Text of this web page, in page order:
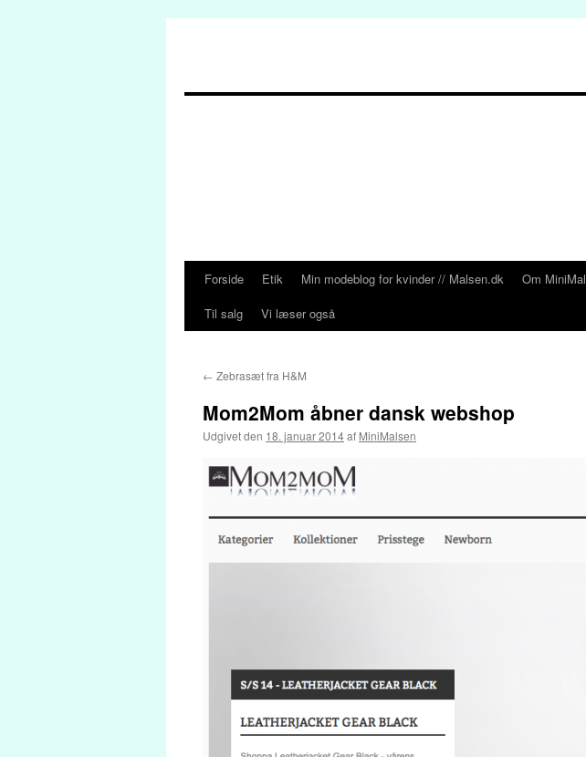
HopForside Etik Min modeblog for kvinder // Malsen.dk Om
Til salg
Vi læser også
← Zebrasæt fra H&M
Mom2Mom åbner dansk webshop
Udgivet den 18. januar 2014af MiniMalsen